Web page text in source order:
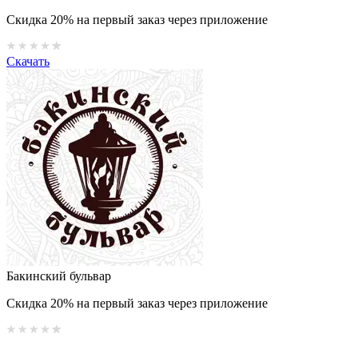
Скидка 20% на первый заказ через приложение
Скачать
Бакинский бульвар
Скидка 20% на первый заказ через приложение